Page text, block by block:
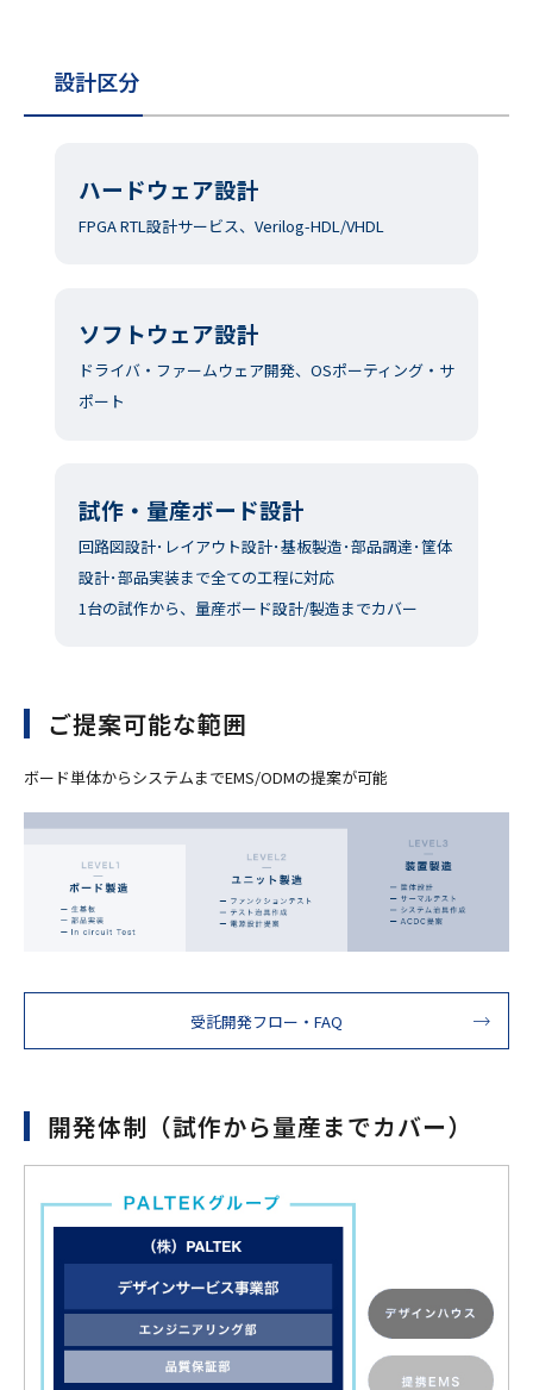
設計区分
ハードウェア設計
FPGA RTL設計サービス、Verilog-HDL/VHDL
ソフトウェア設計
ドライバ・ファームウェア開発、OSポーティング・サ
ポート
試作・量産ボード設計
回路図設計･レイアウト設計･基板製造･部品調達･筐体
設計･部品実装まで全ての工程に対応
1台の試作から、量産ボード設計/製造までカバー
ご提案可能な範囲
ボード単体からシステムまでEMS/ODMの提案が可能
受託開発フロー・FAQ
開発体制（試作から量産までカバー）